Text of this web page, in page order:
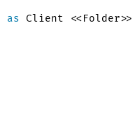
as Client <<Folder>>